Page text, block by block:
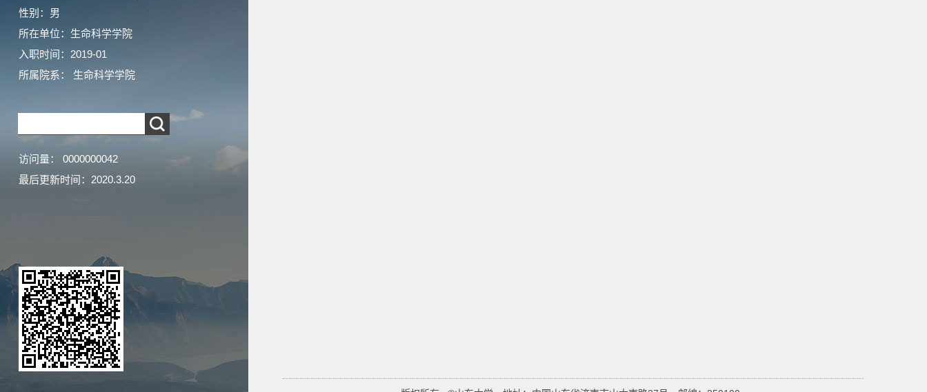
性别：男
所在单位：生命科学学院
入职时间：2019-01
所属院系： 生命科学学院
访问量： 0000000042
最后更新时间： 2020.3.20